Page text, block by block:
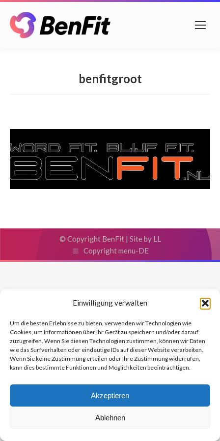
Einwilligung verwalten
Um die besten Erlebnisse zu bieten, verwenden wir Technologien wie
Cookies, um Informationen über Ihr Gerät zu speichern und/oder darauf
zuzugreifen. Wenn Sie diesen Technologien zustimmen, können wir Daten
wie das Surfverhalten oder eindeutige IDs auf dieser Website verarbeiten.
Wenn Sie keine Zustimmung erteilen oder Ihre Zustimmung widerrufen,
kann dies bestimmte Funktionen und Möglichkeiten beeinträchtigen.
Akzeptieren
Ablehnen
benfitgroot
© Copyright BenFit | Site by LL
Copyright menu-DE